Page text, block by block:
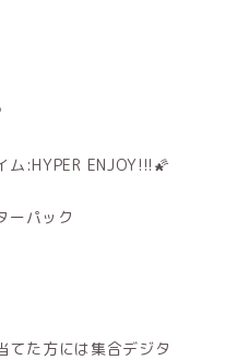
:HYPER ENJOY!!!🌠
ーパック
た方には集合デジタ